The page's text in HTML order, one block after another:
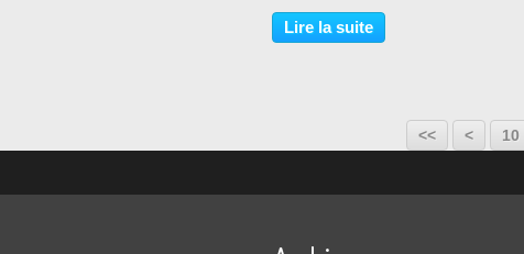
heureuse de présenter la troisième
exposition personnelle d’Izumi Kato à
Lire la suite
<< < 10